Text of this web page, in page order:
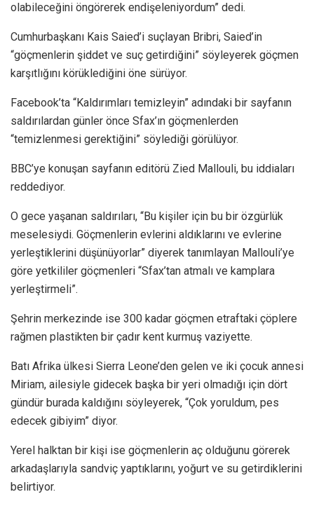
olabileceğini öngörerek endişeleniyordum” dedi.
Cumhurbaşkanı Kais Saied’i suçlayan Bribri, Saied’in
“göçmenlerin şiddet ve suç getirdiğini” söyleyerek göçmen
karşıtlığını körüklediğini öne sürüyor.
Facebook’ta “Kaldırımları temizleyin” adındaki bir sayfanın
saldırılardan günler önce Sfax’ın göçmenlerden
“temizlenmesi gerektiğini” söylediği görülüyor.
BBC’ye konuşan sayfanın editörü Zied Mallouli, bu iddiaları
reddediyor.
O gece yaşanan saldırıları, “Bu kişiler için bu bir özgürlük
meselesiydi. Göçmenlerin evlerini aldıklarını ve evlerine
yerleştiklerini düşünüyorlar” diyerek tanımlayan Mallouli’ye
göre yetkililer göçmenleri “Sfax’tan atmalı ve kamplara
yerleştirmeli”.
Şehrin merkezinde ise 300 kadar göçmen etraftaki çöplere
rağmen plastikten bir çadır kent kurmuş vaziyette.
Batı Afrika ülkesi Sierra Leone’den gelen ve iki çocuk annesi
Miriam, ailesiyle gidecek başka bir yeri olmadığı için dört
gündür burada kaldığını söyleyerek, “Çok yoruldum, pes
edecek gibiyim” diyor.
Yerel halktan bir kişi ise göçmenlerin aç olduğunu görerek
arkadaşlarıyla sandviç yaptıklarını, yoğurt ve su getirdiklerini
belirtiyor.